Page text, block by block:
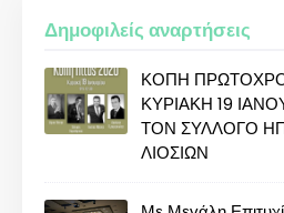
Δημοφιλείς αναρτήσεις
ΚΟΠΗ
ΚΥΡΙΑΚΗ 19
ΤΟΝ ΣΥΛΛΟΓΟ
ΛΙΟΣΙΩΝ